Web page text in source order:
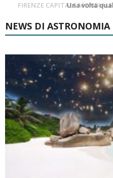
Cielo del
NEWS DI ASTRONOMIA